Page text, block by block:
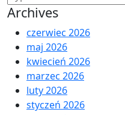
Archives
czerwiec 2026
maj 2026
kwiecień 2026
marzec 2026
luty 2026
styczeń 2026